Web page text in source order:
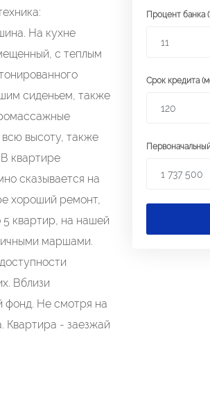
На кухне
с теплым
сиденьем, также
высоту, также
квартире
сказывается на
хороший ремонт,
5 квартир, на нашей
маршами.
Вблизи
фонд. Не смотря на
Квартира - заезжай
Процент банка
Срок кредита